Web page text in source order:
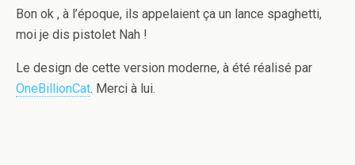
Bon ok , à l’époque, ils appelaient ça un lance spaghetti,
moi je dis pistolet Nah !
Le design de cette version moderne, à été réalisé par
OneBillionCat. Merci à lui.